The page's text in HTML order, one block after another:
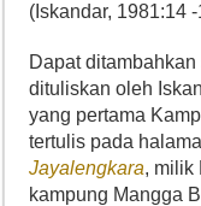
(Iskandar, 1981:14 -
Dapat
dituliskan oleh
yang pertama
tertulis pada
Jayalengkara, milik
kampung Mangga